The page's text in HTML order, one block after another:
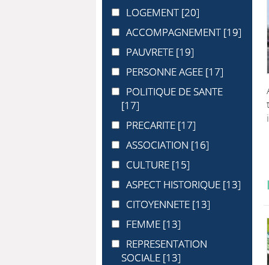
LOGEMENT
LOGEMENT [20]
ACCOMPAGNEMENT
ACCOMPAGNEMENT [19]
PAUVRETE
PAUVRETE [19]
PERSONNE AGEE
PERSONNE AGEE [17]
POLITIQUE DE SANTE
POLITIQUE DE SANTE
[17]
PRECARITE
PRECARITE [17]
ASSOCIATION
ASSOCIATION [16]
CULTURE
CULTURE [15]
ASPECT HISTORIQUE
ASPECT HISTORIQUE [13]
CITOYENNETE
CITOYENNETE [13]
FEMME
FEMME [13]
REPRESENTATION SOCIALE
REPRESENTATION
SOCIALE [13]